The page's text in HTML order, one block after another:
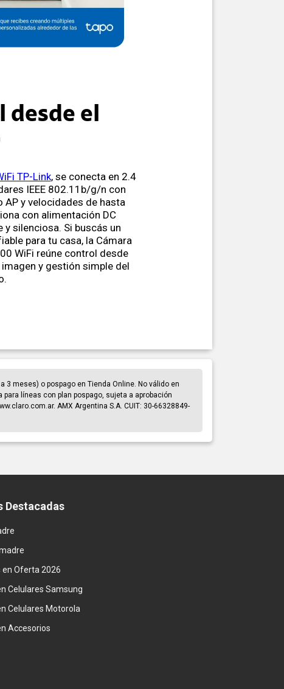
desde el
TP-Link, se conecta en 2.4
IEEE 802.11b/g/n con
AP y velocidades de hasta
con alimentación DC
y silenciosa. Si buscás un
para tu casa, la Cámara
WiFi reúne control desde
imagen y gestión simple del
meses) o pospago en Tienda Online. No válido en
líneas con plan pospago, sujeta a aprobación
AMX Argentina S.A. CUIT: 30-66328849-
Destacadas
en Oferta 2026
Celulares Samsung
Celulares Motorola
Accesorios